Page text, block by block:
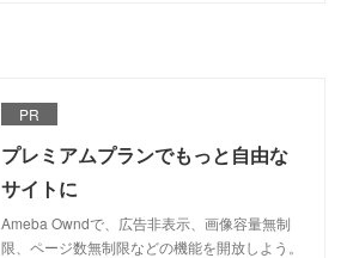
PR
プレミアムプランでもっと自由な
サイトに
Ameba Owndで、広告非表示、画像容量無制
限、ページ数無制限などの機能を開放しよう。